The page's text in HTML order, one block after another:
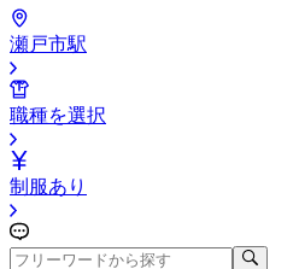
瀬戸市駅
職種を選択
制服あり